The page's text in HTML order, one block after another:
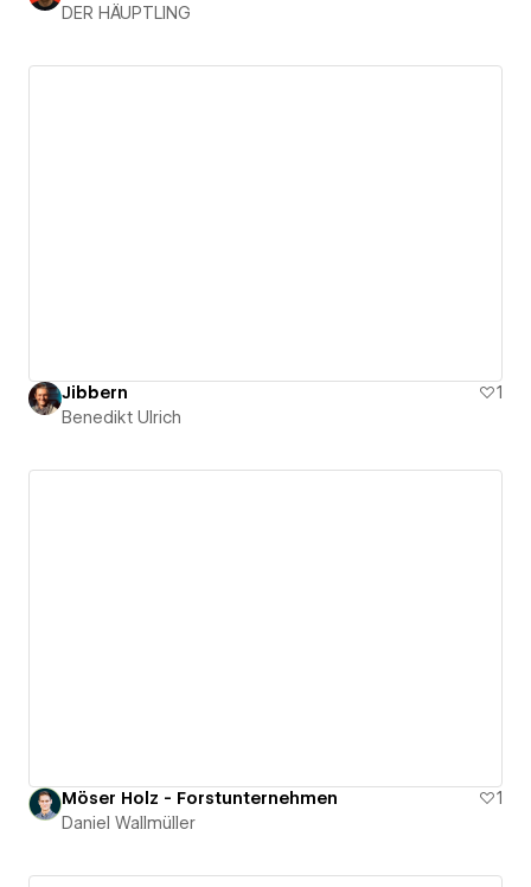
DER HÄUPTLING
Jibbern
1
Benedikt Ulrich
Möser Holz - Forstunternehmen
1
Daniel Wallmüller